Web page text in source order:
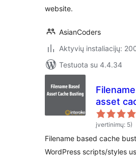
website.
AsianCoders
Aktyvių instaliacijų:
Testuota su 4.4.34
asset
busting
įvertinimų: 5)
Filename based cache
WordPress scripts/styles